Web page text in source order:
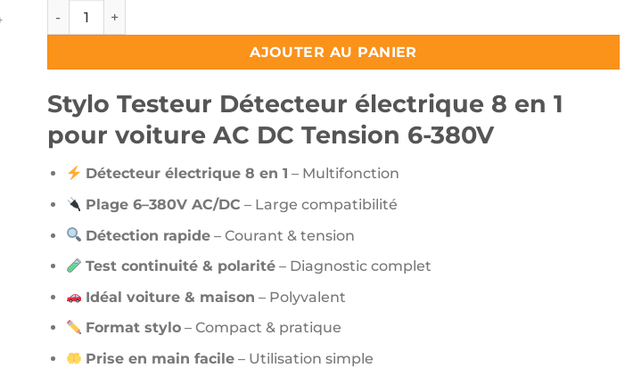
quantité de Stylo Testeur Détecteur électrique 8 en 1 pour voiture AC DC Tension 6-380V
AJOUTER AU PANIER
Stylo Testeur Détecteur électrique 8 en 1
pour voiture AC DC Tension 6-380V
Détecteur électrique 8 en 1 – Multifonction
Plage 6–380V AC/DC – Large compatibilité
Détection rapide – Courant & tension
Test continuité & polarité – Diagnostic complet
Idéal voiture & maison – Polyvalent
Format stylo – Compact & pratique
Prise en main facile – Utilisation simple